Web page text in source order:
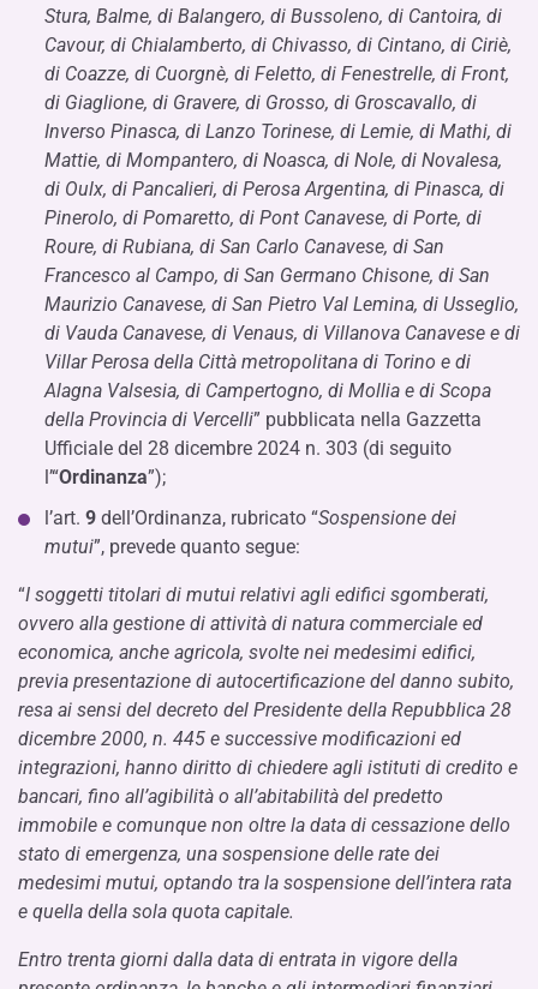
Stura, Balme, di Balangero, di Bussoleno, di Cantoira, di
Cavour, di Chialamberto, di Chivasso, di Cintano, di Ciriè,
di Coazze, di Cuorgnè, di Feletto, di Fenestrelle, di Front,
di Giaglione, di Gravere, di Grosso, di Groscavallo, di
Inverso Pinasca, di Lanzo Torinese, di Lemie, di Mathi, di
Mattie, di Mompantero, di Noasca, di Nole, di Novalesa,
di Oulx, di Pancalieri, di Perosa Argentina, di Pinasca, di
Pinerolo, di Pomaretto, di Pont Canavese, di Porte, di
Roure, di Rubiana, di San Carlo Canavese, di San
Francesco al Campo, di San Germano Chisone, di San
Maurizio Canavese, di San Pietro Val Lemina, di Usseglio,
di Vauda Canavese, di Venaus, di Villanova Canavese e di
Villar Perosa della Città metropolitana di Torino e di
Alagna Valsesia, di Campertogno, di Mollia e di Scopa
della Provincia di Vercelli” pubblicata nella Gazzetta
Ufficiale del 28 dicembre 2024 n. 303 (di seguito
l’“Ordinanza”);
l’art. 9 dell’Ordinanza, rubricato “Sospensione dei
mutui”, prevede quanto segue:
“I soggetti titolari di mutui relativi agli edifici sgomberati,
ovvero alla gestione di attività di natura commerciale ed
economica, anche agricola, svolte nei medesimi edifici,
previa presentazione di autocertificazione del danno subito,
resa ai sensi del decreto del Presidente della Repubblica 28
dicembre 2000, n. 445 e successive modificazioni ed
integrazioni, hanno diritto di chiedere agli istituti di credito e
bancari, fino all’agibilità o all’abitabilità del predetto
immobile e comunque non oltre la data di cessazione dello
stato di emergenza, una sospensione delle rate dei
medesimi mutui, optando tra la sospensione dell’intera rata
e quella della sola quota capitale.
Entro trenta giorni dalla data di entrata in vigore della